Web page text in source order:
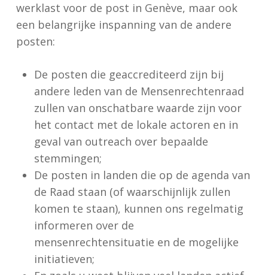
werklast voor de post in Genève, maar ook
een belangrijke inspanning van de andere
posten:
De posten die geaccrediteerd zijn bij
andere leden van de Mensenrechtenraad
zullen van onschatbare waarde zijn voor
het contact met de lokale actoren en in
geval van outreach over bepaalde
stemmingen;
De posten in landen die op de agenda van
de Raad staan (of waarschijnlijk zullen
komen te staan), kunnen ons regelmatig
informeren over de
mensenrechtensituatie en de mogelijke
initiatieven;